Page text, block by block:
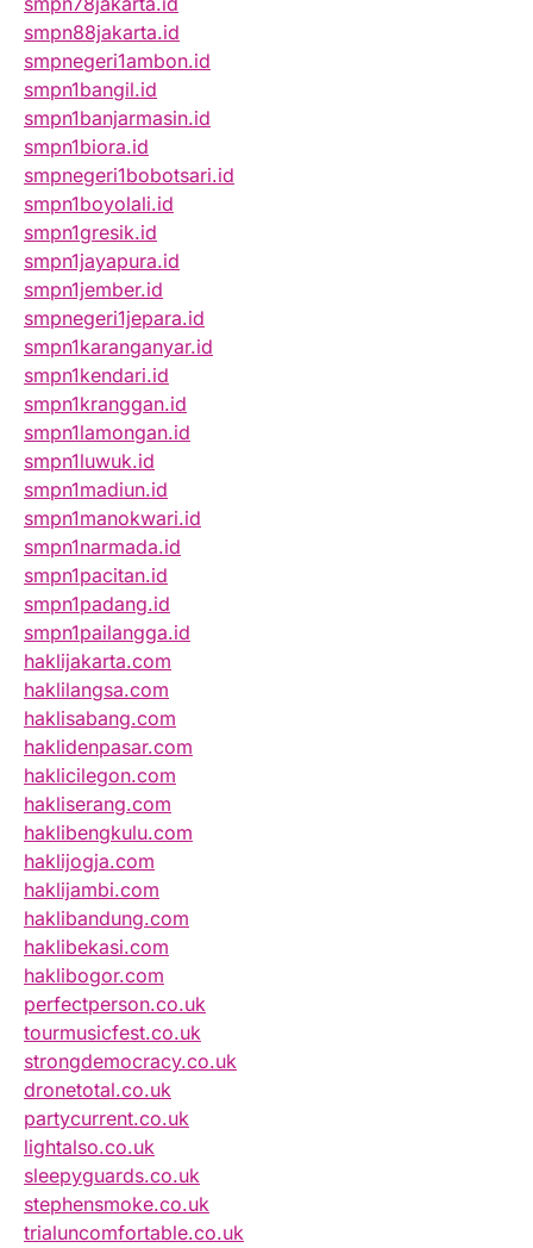
smpn88jakarta.id
smpnegeri1ambon.id
smpn1bangil.id
smpn1banjarmasin.id
smpn1biora.id
smpnegeri1bobotsari.id
smpn1boyolali.id
smpn1gresik.id
smpn1jayapura.id
smpn1jember.id
smpnegeri1jepara.id
smpn1karanganyar.id
smpn1kendari.id
smpn1kranggan.id
smpn1lamongan.id
smpn1luwuk.id
smpn1madiun.id
smpn1manokwari.id
smpn1narmada.id
smpn1pacitan.id
smpn1padang.id
smpn1pailangga.id
haklijakarta.com
haklilangsa.com
haklisabang.com
haklidenpasar.com
haklicilegon.com
hakliserang.com
haklibengkulu.com
haklijogja.com
haklijambi.com
haklibandung.com
haklibekasi.com
haklibogor.com
perfectperson.co.uk
tourmusicfest.co.uk
strongdemocracy.co.uk
dronetotal.co.uk
partycurrent.co.uk
lightalso.co.uk
sleepyguards.co.uk
stephensmoke.co.uk
trialuncomfortable.co.uk